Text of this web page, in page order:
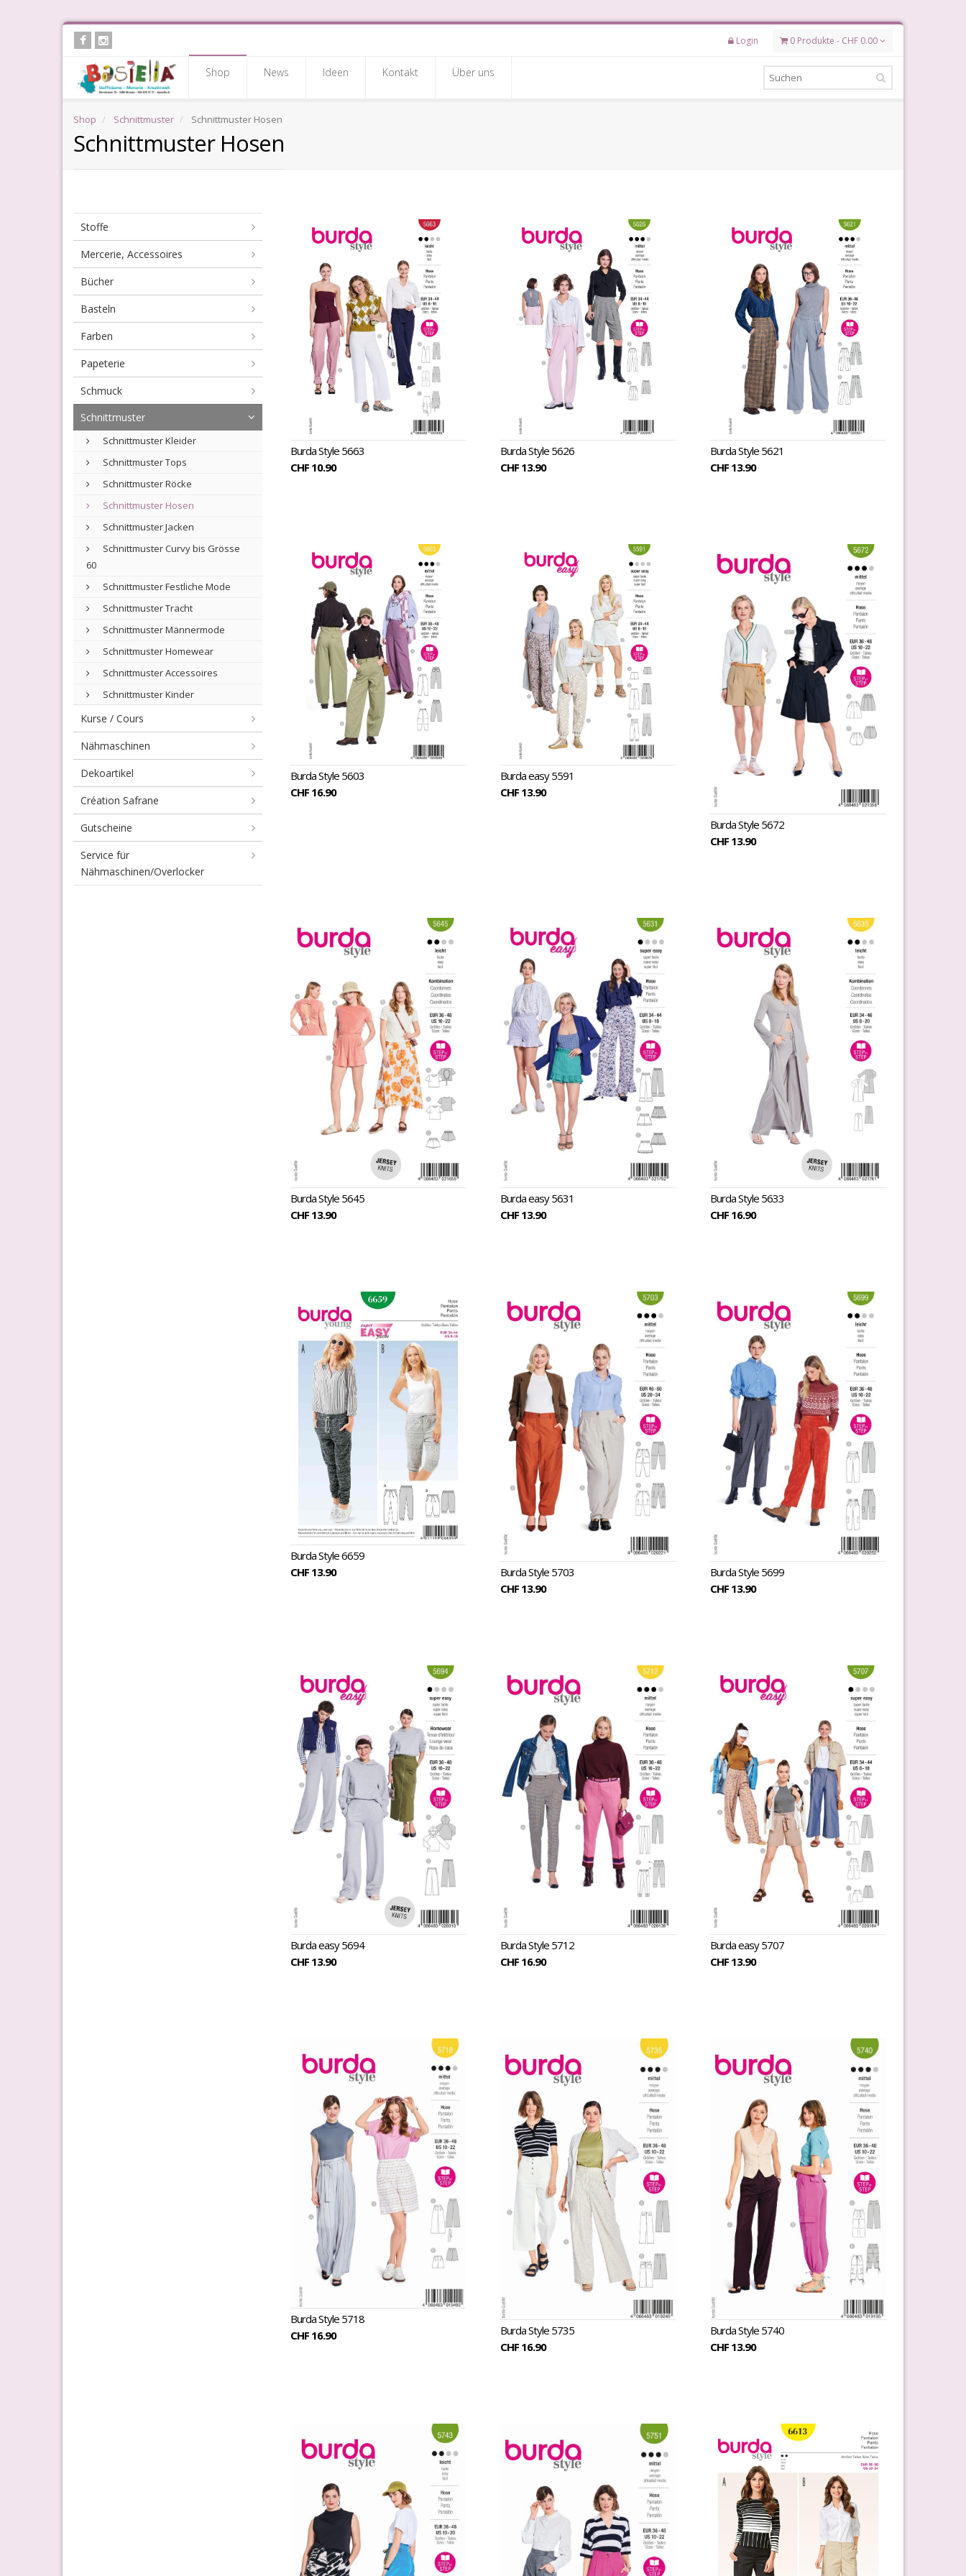
Skip
content
Login 0 Produkte - CHF 0.00
Shop News Ideen Kontakt Über uns
Shop Schnittmuster Schnittmuster Hosen
Schnittmuster Hosen
Stoffe
Mercerie, Accessoires
Bücher
Basteln
Farben
Papeterie
Schmuck
Schnittmuster
Schnittmuster Kleider
Schnittmuster Tops
Schnittmuster Röcke
Schnittmuster Hosen
Schnittmuster Jacken
Schnittmuster Curvy bis Grösse
60
Schnittmuster Festliche Mode
Schnittmuster Tracht
Schnittmuster Männermode
Schnittmuster Homewear
Schnittmuster Accessoires
Schnittmuster Kinder
Kurse / Cours
Nähmaschinen
Dekoartikel
Création Safrane
Gutscheine
Service für
Nähmaschinen/Overlocker
Schnittmuster
Hosen
Burda Style 5663
CHF 10.90
Burda Style 5626
CHF 13.90
Burda Style 5621
CHF 13.90
Burda Style 5603
CHF 16.90
Burda easy 5591
CHF 13.90
Burda Style 5672
CHF 13.90
Burda Style 5645
CHF 13.90
Burda easy 5631
CHF 13.90
Burda Style 5633
CHF 16.90
Burda Style 6659
CHF 13.90
Burda Style 5703
CHF 13.90
Burda Style 5699
CHF 13.90
Burda easy 5694
CHF 13.90
Burda Style 5712
CHF 16.90
Burda easy 5707
CHF 13.90
Burda Style 5718
CHF 16.90
Burda Style 5735
CHF 16.90
Burda Style 5740
CHF 13.90